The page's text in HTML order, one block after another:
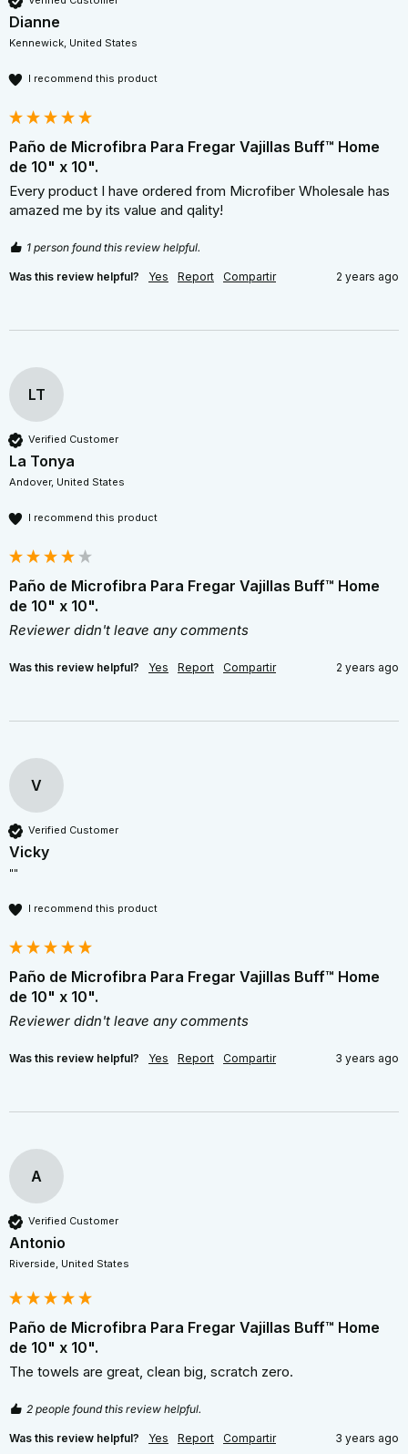
Dianne
Kennewick, United States
I recommend this product
Paño de Microfibra Para Fregar Vajillas Buff™ Home
de 10" x 10".
Every product I have ordered from Microfiber Wholesale has
amazed me by its value and qality!
1 person found this review helpful.
Was this review helpful? Yes Report Compartir 2 years ago
LT
Verified Customer
La Tonya
Andover, United States
I recommend this product
Paño de Microfibra Para Fregar Vajillas Buff™ Home
de 10" x 10".
Reviewer didn't leave any comments
Was this review helpful? Yes Report Compartir 2 years ago
V
Verified Customer
Vicky
""
I recommend this product
Paño de Microfibra Para Fregar Vajillas Buff™ Home
de 10" x 10".
Reviewer didn't leave any comments
Was this review helpful? Yes Report Compartir 3 years ago
A
Verified Customer
Antonio
Riverside, United States
Paño de Microfibra Para Fregar Vajillas Buff™ Home
de 10" x 10".
The towels are great, clean big, scratch zero.
2 people found this review helpful.
Was this review helpful? Yes Report Compartir 3 years ago